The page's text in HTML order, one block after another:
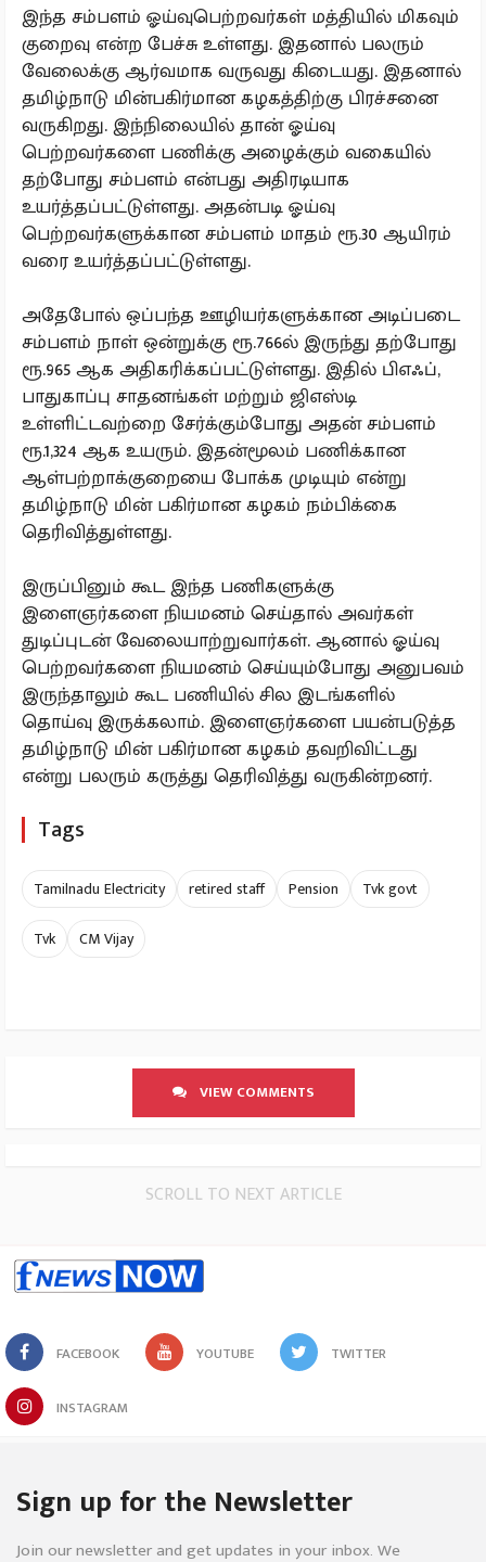
இந்த சம்பளம் ஓய்வுபெற்றவர்கள் மத்தியில் மிகவும்
குறைவு என்ற பேச்சு உள்ளது. இதனால் பலரும்
வேலைக்கு ஆர்வமாக வருவது கிடையது. இதனால்
தமிழ்நாடு மின்பகிர்மான கழகத்திற்கு பிரச்சனை
வருகிறது. இந்நிலையில் தான் ஓய்வு
பெற்றவர்களை பணிக்கு அழைக்கும் வகையில்
தற்போது சம்பளம் என்பது அதிரடியாக
உயர்த்தப்பட்டுள்ளது. அதன்படி ஓய்வு
பெற்றவர்களுக்கான சம்பளம் மாதம் ரூ.30 ஆயிரம்
வரை உயர்த்தப்பட்டுள்ளது.
அதேபோல் ஒப்பந்த ஊழியர்களுக்கான அடிப்படை
சம்பளம் நாள் ஒன்றுக்கு ரூ.766ல் இருந்து தற்போது
ரூ.965 ஆக அதிகரிக்கப்பட்டுள்ளது. இதில் பிஎஃப்,
பாதுகாப்பு சாதனங்கள் மற்றும் ஜிஎஸ்டி
உள்ளிட்டவற்றை சேர்க்கும்போது அதன் சம்பளம்
ரூ.1,324 ஆக உயரும். இதன்மூலம் பணிக்கான
ஆள்பற்றாக்குறையை போக்க முடியும் என்று
தமிழ்நாடு மின் பகிர்மான கழகம் நம்பிக்கை
தெரிவித்துள்ளது.
இருப்பினும் கூட இந்த பணிகளுக்கு
இளைஞர்களை நியமனம் செய்தால் அவர்கள்
துடிப்புடன் வேலையாற்றுவார்கள். ஆனால் ஓய்வு
பெற்றவர்களை நியமனம் செய்யும்போது அனுபவம்
இருந்தாலும் கூட பணியில் சில இடங்களில்
தொய்வு இருக்கலாம். இளைஞர்களை பயன்படுத்த
தமிழ்நாடு மின் பகிர்மான கழகம் தவறிவிட்டது
என்று பலரும் கருத்து தெரிவித்து வருகின்றனர்.
Tags
Tamilnadu Electricity retired staff Pension
Tvk govt
Tvk
CM Vijay
VIEW COMMENTS
SCROLL TO NEXT ARTICLE
FACEBOOK YOUTUBE TWITTER
INSTAGRAM
Sign up for the Newsletter
Join our newsletter and get updates in your inbox. We